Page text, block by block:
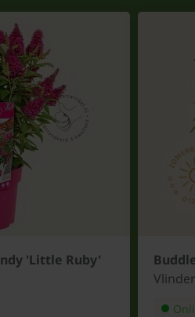
'Little Ruby'